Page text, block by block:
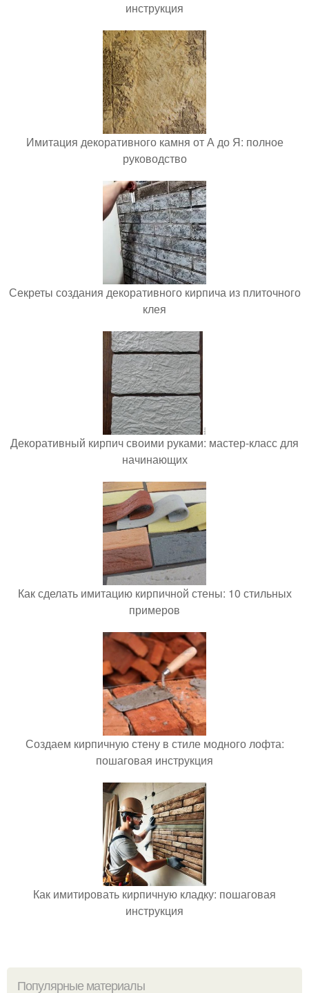
инструкция
Имитация декоративного камня от А до Я: полное
руководство
Секреты создания декоративного кирпича из плиточного
клея
Декоративный кирпич своими руками: мастер-класс для
начинающих
Как сделать имитацию кирпичной стены: 10 стильных
примеров
Создаем кирпичную стену в стиле модного лофта:
пошаговая инструкция
Как имитировать кирпичную кладку: пошаговая
инструкция
Популярные материалы